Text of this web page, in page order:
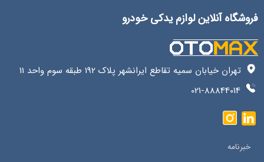
فروشگاه آنلاین لوازم یدکی خودرو
تهران خیابان سمیه تقاطع ایرانشهر پلاک 192 طبقه سوم واحد 11
021-88844014
خبرنامه